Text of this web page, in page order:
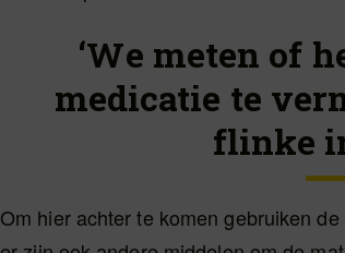
‘We meten of
medicatie te
flinke
Om hier achter te komen gebruiken